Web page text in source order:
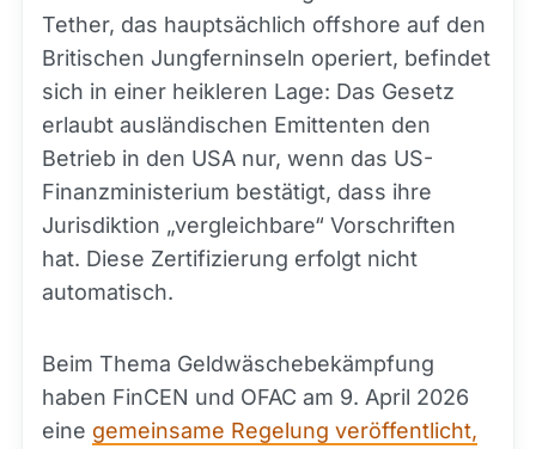
Tether, das hauptsächlich offshore auf den
Britischen Jungferninseln operiert, befindet
sich in einer heikleren Lage: Das Gesetz
erlaubt ausländischen Emittenten den
Betrieb in den USA nur, wenn das US-
Finanzministerium bestätigt, dass ihre
Jurisdiktion „vergleichbare“ Vorschriften
hat. Diese Zertifizierung erfolgt nicht
automatisch.
Beim Thema Geldwäschebekämpfung
haben FinCEN und OFAC am 9. April 2026
eine gemeinsame Regelung veröffentlicht,